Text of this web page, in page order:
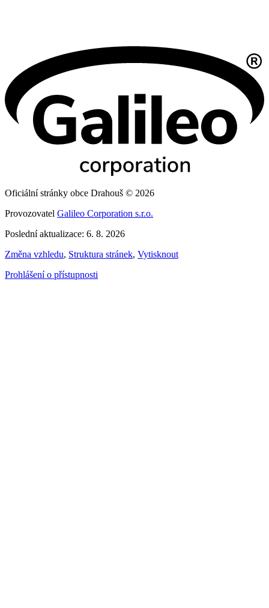
Oficiální stránky obce Drahouš © 2026
Provozovatel Galileo Corporation s.r.o.
Poslední aktualizace: 6. 8. 2026
Změna vzhledu, Struktura stránek, Vytisknout
Prohlášení o přístupnosti